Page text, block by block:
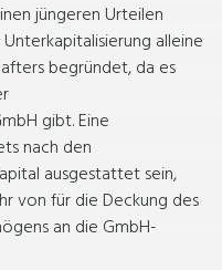
jüngeren Urteilen
alleine
begründet, da es
gibt. Eine
nach den
ausgestattet sein,
von für die Deckung des
an die GmbH-